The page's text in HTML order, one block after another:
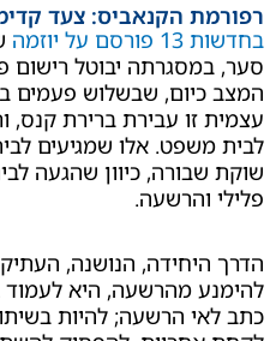
הקנאביס: צעד קדימה –
של שר
יבוטל רישום פלילי
שבשלוש פעמים במקרה
עבירת ברירת קנס, ורק
אלו שמגיעים לבית
כיוון שהגעה לבית
הנושנה, העתיקה והלא
מהרשעה, היא לעמוד
הרשעה; להיות בשיתוף